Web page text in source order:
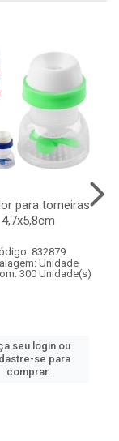
para torneiras
4,7x5,8cm
832879
Unidade
300 Unidade(s)
seu login ou
se para
comprar.